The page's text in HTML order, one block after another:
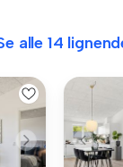
alle 14